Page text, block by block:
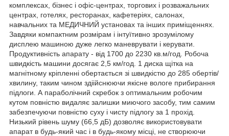
комплексах, бізнес і офіс-центрах, торгових і розважальних
центрах, готелях, ресторанах, кафетеріях, салонах,
навчальних та МЕДИЧНИЙ установах та інших приміщеннях.
Завдяки компактним розмірам і інтуїтивно зрозумілому
дисплею машиною дуже легко маневрувати і керувати.
Продуктивність апарату - від 1700 до 2230 кв.м/год. Робоча
швидкість машини досягає 2,5 км/год. 1 диска щітка на
магнітному кріпленні обертається зі швидкістю до 285 обертів/
хвилину, таким чином здіійснюючи якісне вологе прибирання
підлоги. А параболічний скребок з оптимальним робочим
кутом повністю видаляє залишки миючого засобу, тим самим
забезпечуючи повністю суху і чисту підлогу за 1 прохід.
Низький рівень шуму (66,5 дБ) дозволяє використовувати
апарат в будь-який час і в будь-якому місці, не створюючи